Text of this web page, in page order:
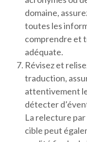
domaine,
toutes les
comprendre et
adéquate.
Révisez et
traduction,
attentivement
détecter
La relecture
cible peut